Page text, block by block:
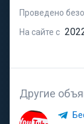
Проведено
На сайте с
Другие